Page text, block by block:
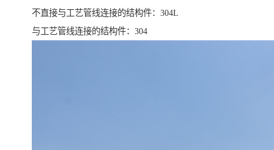
不直接与工艺管线连接的结构件：304L
与工艺管线连接的结构件：304